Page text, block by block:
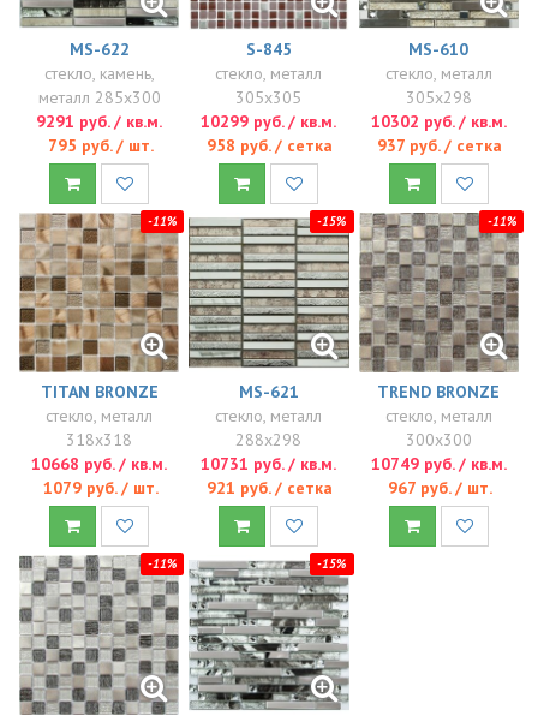
MS-622
стекло, камень,
металл 285x300
9291 руб. / кв.м.
795 руб. / шт.
S-845
стекло, металл
305x305
10299 руб. / кв.м.
958 руб. / сетка
MS-610
стекло, металл
305x298
10302 руб. / кв.м.
937 руб. / сетка
-11%
TITAN BRONZE
стекло, металл
318x318
10668 руб. / кв.м.
1079 руб. / шт.
-15%
MS-621
стекло, металл
288x298
10731 руб. / кв.м.
921 руб. / сетка
-11%
TREND BRONZE
стекло, металл
300x300
10749 руб. / кв.м.
967 руб. / шт.
-11% -15%